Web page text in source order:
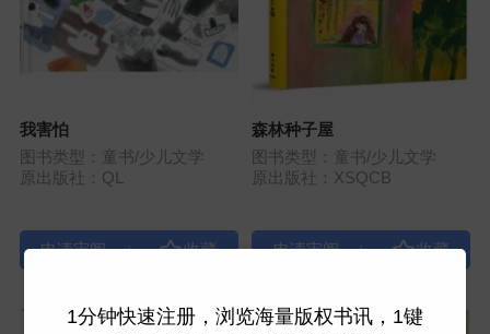
我害怕
图书类型：童书/少儿文学
原出版社：QL
|
森林种子屋
图书类型：童书/少儿文学
原出版社：XSQCB
|
1分钟快速注册，浏览海量版权书讯，1键